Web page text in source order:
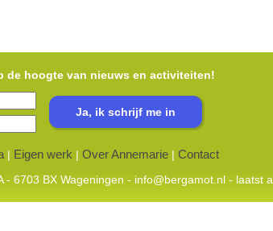
de hoogte van nieuws en activiteiten!
| Eigen werk | Over Annemarie| Contact
- 6703 BX Wageningen - info@bergamot.nl- laatst